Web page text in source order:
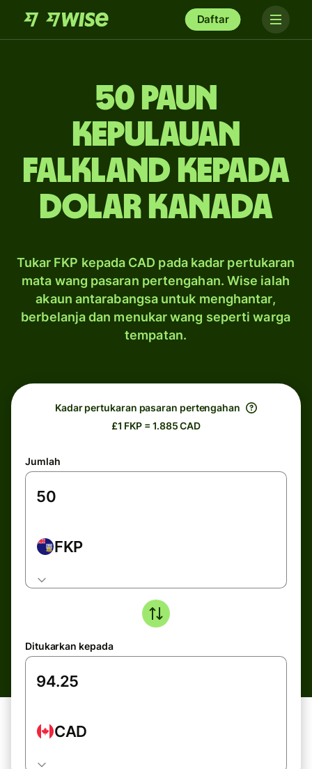
Daftar
50 paun
Kepulauan
Falkland kepada
dolar Kanada
Tukar FKP kepada CAD pada kadar pertukaran
mata wang pasaran pertengahan. Wise ialah
akaun antarabangsa untuk menghantar,
berbelanja dan menukar wang seperti warga
tempatan.
Kadar pertukaran pasaran pertengahan
£1 FKP = 1.885 CAD
Jumlah
FKP
Ditukarkan kepada
CAD